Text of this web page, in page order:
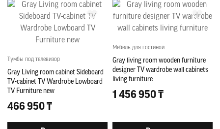
Тумбы под телевизор
Gray Living room cabinet Sideboard
TV-cabinet TV Wardrobe Lowboard
TV Furniture new
466 950 ₸
Мебель для гостиной
Gray living room wooden furniture
designer TV wardrobe wall cabinets
living furniture
1 456 950 ₸